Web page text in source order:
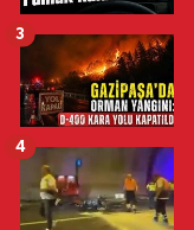
3
4